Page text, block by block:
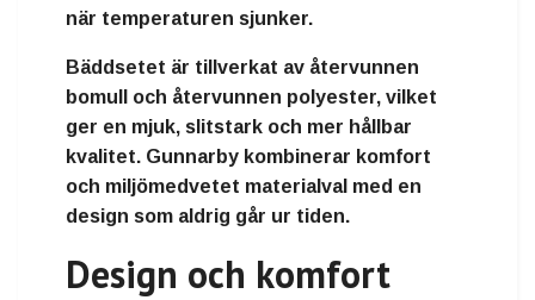
när temperaturen sjunker.
Bäddsetet är tillverkat av återvunnen
bomull och återvunnen polyester, vilket
ger en mjuk, slitstark och mer hållbar
kvalitet. Gunnarby kombinerar komfort
och miljömedvetet materialval med en
design som aldrig går ur tiden.
Design och komfort